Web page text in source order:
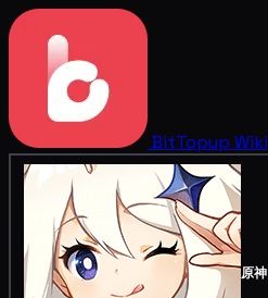
BitTopup Wiki
原神